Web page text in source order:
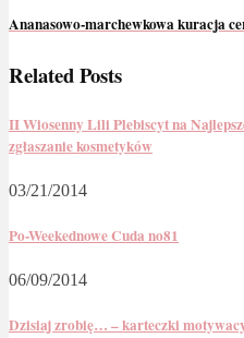
Ananasowo-marchewkowa kuracja
Related Posts
II Wiosenny Lili Plebiscyt na
zgłaszanie kosmetyków
03/21/2014
Po-Weekednowe Cuda no81
06/09/2014
Dzisiaj zrobię… – karteczki